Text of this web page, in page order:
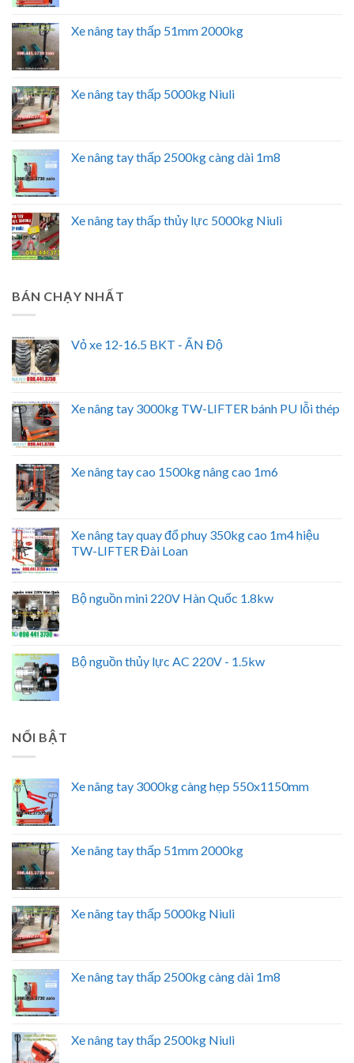
Xe nâng tay thấp 51mm 2000kg
Xe nâng tay thấp 5000kg Niuli
Xe nâng tay thấp 2500kg càng dài 1m8
Xe nâng tay thấp thủy lực 5000kg Niuli
BÁN CHẠY NHẤT
Vỏ xe 12-16.5 BKT - ẤN Độ
Xe nâng tay 3000kg TW-LIFTER bánh PU lỗi thép
Xe nâng tay cao 1500kg nâng cao 1m6
Xe nâng tay quay đổ phuy 350kg cao 1m4 hiệu
TW-LIFTER Đài Loan
Bộ nguồn mini 220V Hàn Quốc 1.8kw
Bộ nguồn thủy lực AC 220V - 1.5kw
NỔI BẬT
Xe nâng tay 3000kg càng hẹp 550x1150mm
Xe nâng tay thấp 51mm 2000kg
Xe nâng tay thấp 5000kg Niuli
Xe nâng tay thấp 2500kg càng dài 1m8
Xe nâng tay thấp 2500kg Niuli